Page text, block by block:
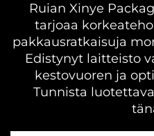
Ruian Xinye
tarjoaa
pakkausratkaisuja
Edistynyt laitteisto
kestovuoren ja
Tunnista